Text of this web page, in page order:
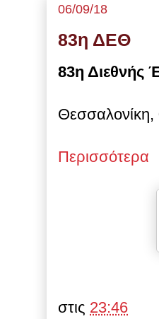
06/09/18
83η ΔΕΘ
83η Διεθνής
Περισσότερα
στις 23:46